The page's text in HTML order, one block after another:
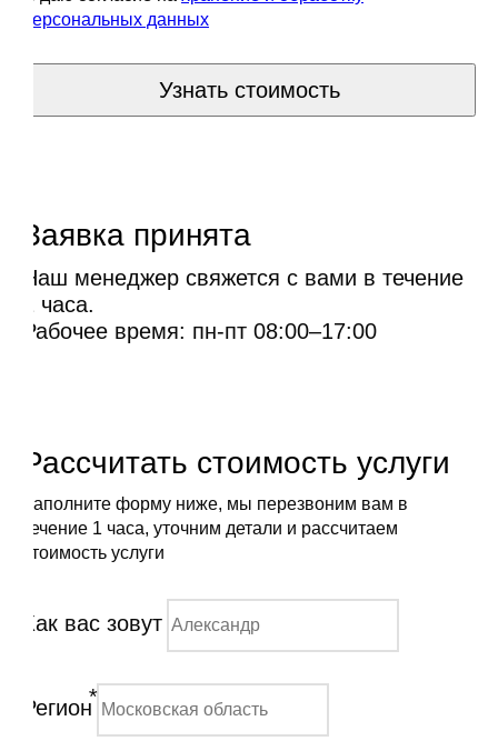
персональных данных
Узнать стоимость
Заявка принята
Наш менеджер свяжется с вами в течение
1 часа.
Рабочее время: пн-пт 08:00–17:00
Рассчитать стоимость услуги
Заполните форму ниже, мы перезвоним вам в
течение 1 часа, уточним детали и рассчитаем
стоимость услуги
Как вас зовут
Регион*